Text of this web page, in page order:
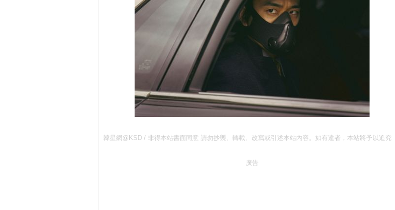
韓星網@KSD / 非得本站書面同意 請勿抄襲、轉載、改寫或引述本站內容。如有違者，本站將予以追究
廣告